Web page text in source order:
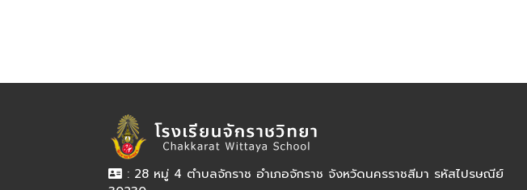
: 28 หมู่ 4 ตำบลจักราช อำเภอจักราช จังหวัดนครราชสีมา รหัสไปรษณีย์